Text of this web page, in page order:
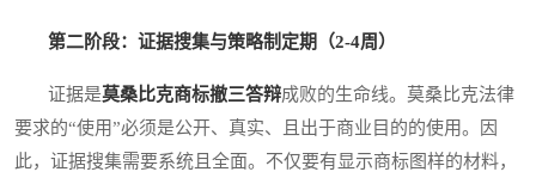
第二阶段：证据搜集与策略制定期（2-4周）
证据是莫桑比克商标撤三答辩成败的生命线。莫桑比克法律
要求的“使用”必须是公开、真实、且出于商业目的的使用。因
此，证据搜集需要系统且全面。不仅要有显示商标图样的材料，